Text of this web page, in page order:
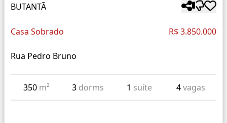
BUTANTÃ
Casa Sobrado R$ 3.850.000
Rua Pedro Bruno
350 m² 3 dorms 1 suíte 4vagas